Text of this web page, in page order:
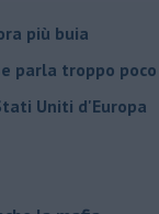
più buia
parla troppo poco
Uniti d'Europa